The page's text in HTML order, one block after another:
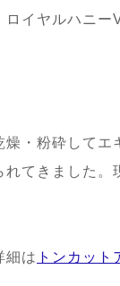
ロイヤルハニ
・粉砕してエ
てきました
細は トンカット